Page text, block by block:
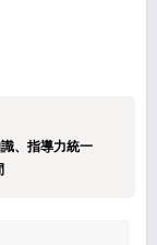
、指導力統一